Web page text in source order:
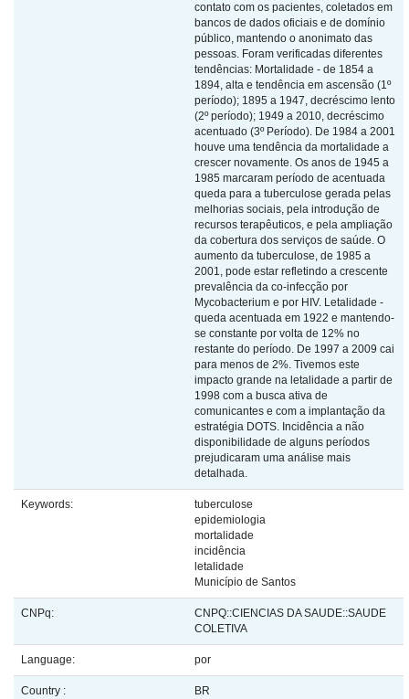
contato com os pacientes, coletados em
bancos de dados oficiais e de domínio
público, mantendo o anonimato das
pessoas. Foram verificadas diferentes
tendências: Mortalidade - de 1854 a
1894, alta e tendência em ascensão (1º
período); 1895 a 1947, decréscimo lento
(2º período); 1949 a 2010, decréscimo
acentuado (3º Período). De 1984 a 2001
houve uma tendência da mortalidade a
crescer novamente. Os anos de 1945 a
1985 marcaram período de acentuada
queda para a tuberculose gerada pelas
melhorias sociais, pela introdução de
recursos terapêuticos, e pela ampliação
da cobertura dos serviços de saúde. O
aumento da tuberculose, de 1985 a
2001, pode estar refletindo a crescente
prevalência da co-infecção por
Mycobacterium e por HIV. Letalidade -
queda acentuada em 1922 e mantendo-
se constante por volta de 12% no
restante do período. De 1997 a 2009 cai
para menos de 2%. Tivemos este
impacto grande na letalidade a partir de
1998 com a busca ativa de
comunicantes e com a implantação da
estratégia DOTS. Incidência a não
disponibilidade de alguns períodos
prejudicaram uma análise mais
detalhada.
Keywords:
tuberculose
epidemiologia
mortalidade
incidência
letalidade
Município de Santos
CNPq:
CNPQ::CIENCIAS DA SAUDE::SAUDE
COLETIVA
Language: por
Country : BR